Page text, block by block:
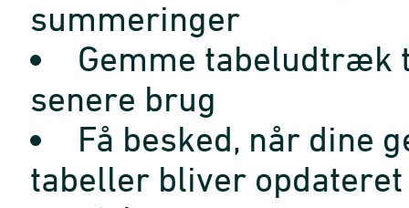
summeringer
Gemme tabeludtræk
senere brug
Få besked, når dine
tabeller bliver opdateret